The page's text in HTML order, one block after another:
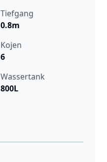
Tiefgang
0.8m
Kojen
6
Wassertank
800L